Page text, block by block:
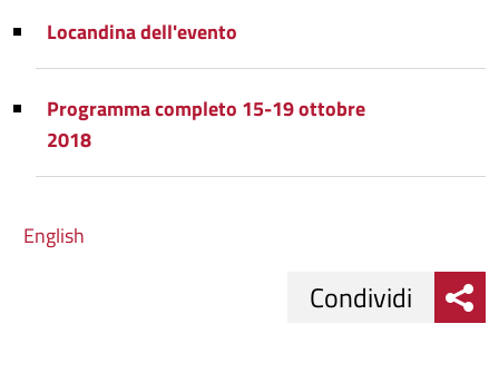
Locandina dell'evento
Programma completo 15-19 ottobre
2018
English
Condividi